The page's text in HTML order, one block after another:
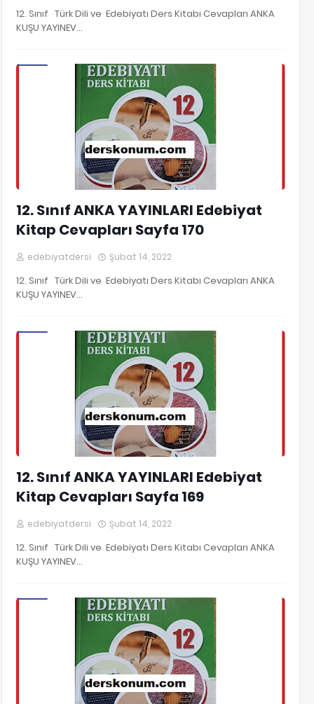
12. Sınıf Türk Dili ve Edebiyatı Ders Kitabı Cevapları ANKA
KUŞU YAYINEV…
12. Sınıf ANKA YAYINLARI Edebiyat
Kitap Cevapları Sayfa 170
edebiyatdersi Şubat 14, 2022
12. Sınıf Türk Dili ve Edebiyatı Ders Kitabı Cevapları ANKA
KUŞU YAYINEV…
12. Sınıf ANKA YAYINLARI Edebiyat
Kitap Cevapları Sayfa 169
edebiyatdersi Şubat 14, 2022
12. Sınıf Türk Dili ve Edebiyatı Ders Kitabı Cevapları ANKA
KUŞU YAYINEV…